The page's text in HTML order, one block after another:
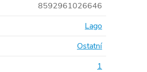
8592961026646
Lago
Ostatní
1